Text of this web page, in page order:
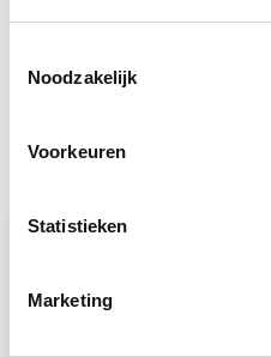
Noodzakelijk
Voorkeuren
Statistieken
MarketingBusiness Case